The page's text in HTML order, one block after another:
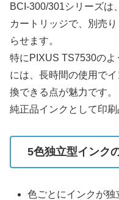
BCI-300/301シリーズは
カートリッジで、別売
らせます。
特にPIXUS TS7530の
には、長時間の使用で
換できる点が魅力です。
純正品インクとして印刷
5色独立型インク
色ごとにインクが独